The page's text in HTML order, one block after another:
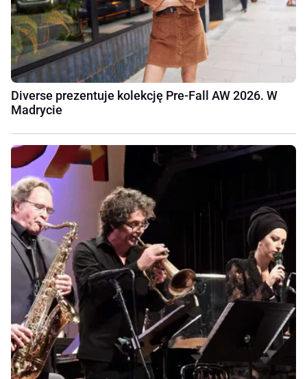
Diverse prezentuje kolekcję Pre-Fall AW 2026. W
Madrycie